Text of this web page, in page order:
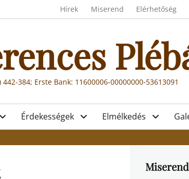
Header menu
Hírek Miserend Elérhetőség
384; Erste Bank: 11600006-00000000-53613091
Érdekességek Elmélkedés
Miserend